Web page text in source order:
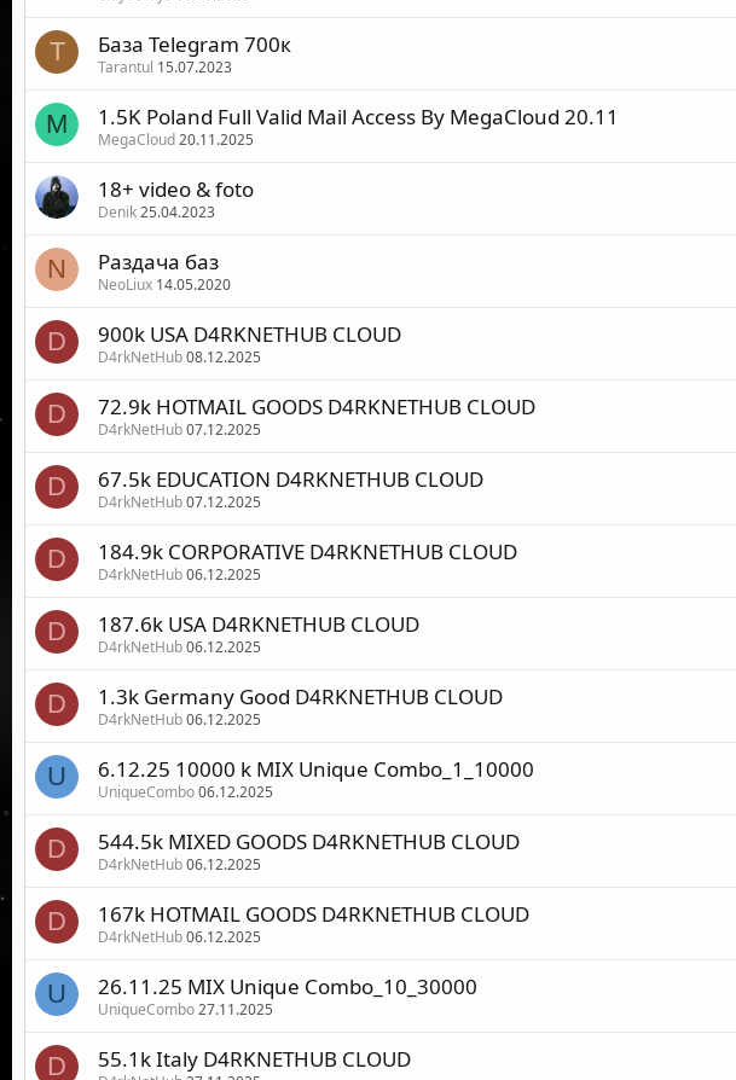
T База Telegram 700к
Tarantul 15.07.2023
M 1.5K Poland Full Valid Mail Access By MegaCloud 20.11
MegaCloud20.11.2025
18+ video & foto
Denik25.04.2023
N Раздача баз
NeoLiux 14.05.2020
D 900k USA D4RKNETHUB CLOUD
D4rkNetHub08.12.2025
D 72.9k HOTMAIL GOODS D4RKNETHUB CLOUD
D4rkNetHub07.12.2025
D 67.5k EDUCATION D4RKNETHUB CLOUD
D4rkNetHub07.12.2025
D 184.9k CORPORATIVE D4RKNETHUB CLOUD
D4rkNetHub06.12.2025
D 187.6k USA D4RKNETHUB CLOUD
D4rkNetHub06.12.2025
D 1.3k Germany Good D4RKNETHUB CLOUD
D4rkNetHub06.12.2025
U 6.12.25 10000 k MIX Unique Combo_1_10000
UniqueCombo06.12.2025
D 544.5k MIXED GOODS D4RKNETHUB CLOUD
D4rkNetHub06.12.2025
D 167k HOTMAIL GOODS D4RKNETHUB CLOUD
D4rkNetHub06.12.2025
U 26.11.25 MIX Unique Combo_10_30000
UniqueCombo27.11.2025
D 55.1k Italy D4RKNETHUB CLOUD